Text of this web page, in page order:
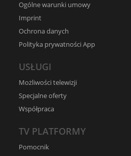
Ogólne warunki umowy
Imprint
Ochrona danych
Polityka prywatności App
USŁUGI
Możliwości telewizji
Specjalne oferty
Współpraca
TV PLATFORMY
Pomocnik